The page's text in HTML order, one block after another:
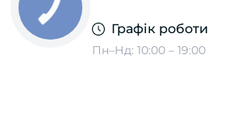
Графік роботи
Пн–Нд: 10:00 – 19:00